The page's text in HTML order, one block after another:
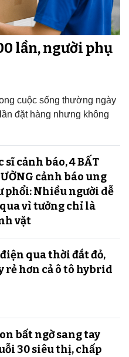
lần, người phụ
cuộc sống thường ngày
đặt hàng nhưng không
sĩ cảnh báo, 4 BẤT
cảnh báo ung
phổi: Nhiều người dễ
vì tưởng chỉ là
vặt
qua thời đắt đỏ,
rẻ hơn cả ô tô hybrid
bất ngờ sang tay
30 siêu thị, chấp